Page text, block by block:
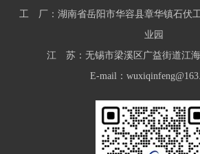
工 厂：湖南省岳阳市华容县章华镇石伏
业园
江 苏：无锡市梁溪区广益街道江海
E-mail：